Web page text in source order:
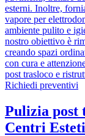
esterni. Inoltre,
vapore per
ambiente pulito e
nostro obiettivo è
creando spazi
con cura e
post trasloco e
Richiedi preventivi
Pulizia post
Centri